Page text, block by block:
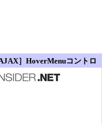
］HoverMenuコントロ
ップ・メニューを定義する